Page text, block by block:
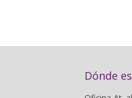
Dónde